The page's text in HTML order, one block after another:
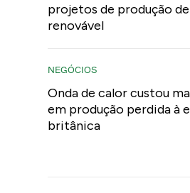
projetos de produção
renovável
NEGÓCIOS
Onda de calor custou
em produção perdida à
britânica